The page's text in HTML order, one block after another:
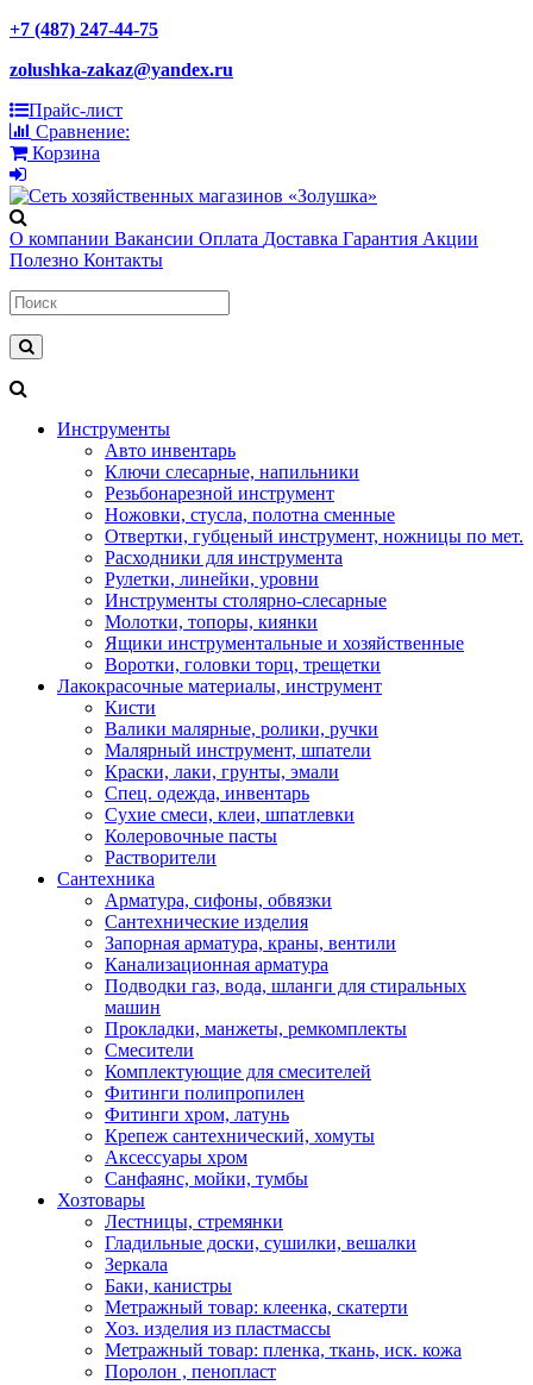
+7 (487) 247-44-75
zolushka-zakaz@yandex.ru
Прайс-лист
Сравнение:
Корзина
О компании Вакансии Оплата Доставка Гарантия Акции
Полезно Контакты
Инструменты
Авто инвентарь
Ключи слесарные, напильники
Резьбонарезной инструмент
Ножовки, стусла, полотна сменные
Отвертки, губценый инструмент, ножницы по мет.
Расходники для инструмента
Рулетки, линейки, уровни
Инструменты столярно-слесарные
Молотки, топоры, киянки
Ящики инструментальные и хозяйственные
Воротки, головки торц, трещетки
Лакокрасочные материалы, инструмент
Кисти
Валики малярные, ролики, ручки
Малярный инструмент, шпатели
Краски, лаки, грунты, эмали
Спец. одежда, инвентарь
Сухие смеси, клеи, шпатлевки
Колеровочные пасты
Растворители
Сантехника
Арматура, сифоны, обвязки
Сантехнические изделия
Запорная арматура, краны, вентили
Канализационная арматура
Подводки газ, вода, шланги для стиральных
машин
Прокладки, манжеты, ремкомплекты
Смесители
Комплектующие для смесителей
Фитинги полипропилен
Фитинги хром, латунь
Крепеж сантехнический, хомуты
Аксессуары хром
Санфаянс, мойки, тумбы
Хозтовары
Лестницы, стремянки
Гладильные доски, сушилки, вешалки
Зеркала
Баки, канистры
Метражный товар: клеенка, скатерти
Хоз. изделия из пластмассы
Метражный товар: пленка, ткань, иск. кожа
Поролон , пенопласт